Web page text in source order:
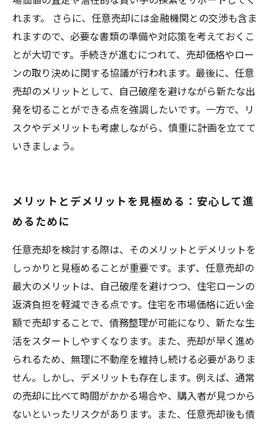
れます。 さらに、任意売却には金融機関との交渉も含ま
れますので、必要な書類の準備や対応策を考えておくこ
とが大切です。手続きが進むにつれて、売却価格やロー
ンの取り決めに関する協議が行われます。最後に、任意
売却のメリットとして、自己破産を避けながら新たな出
発を切ることができる点を強調したいです。一方で、リ
スクやデメリットも考慮しながら、慎重に計画を立てて
いきましょう。
メリットとデメリットを見極める：安心して進
めるために
任意売却を検討する際は、そのメリットとデメリットを
しっかりと見極めることが重要です。まず、任意売却の
最大のメリットは、自己破産を避けつつ、住宅ローンの
返済負担を軽減できる点です。住宅を市場価格に近い金
額で売却することで、債務整理が可能になり、新たな生
活をスタートしやすくなります。また、売却が早く進め
られるため、無理に不動産を維持し続ける必要がありま
せん。しかし、デメリットも存在します。例えば、通常
の売却に比べて時間がかかる場合や、購入者が見つから
ないといったリスクがあります。また、任意売却後も債